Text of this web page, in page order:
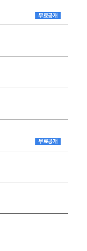
무료공개
무료공개